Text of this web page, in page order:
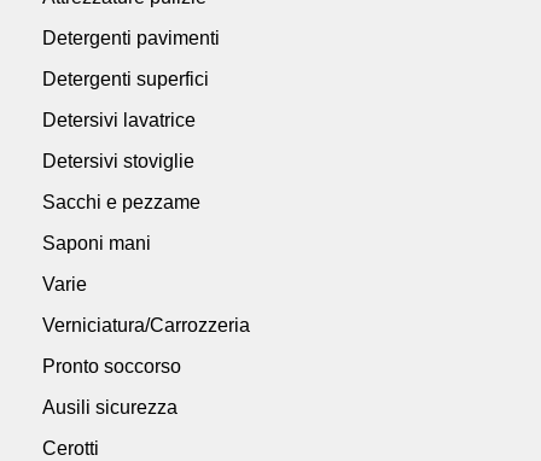
Detergenti pavimenti
Detergenti superfici
Detersivi lavatrice
Detersivi stoviglie
Sacchi e pezzame
Saponi mani
Varie
Verniciatura/Carrozzeria
Pronto soccorso
Ausili sicurezza
Cerotti